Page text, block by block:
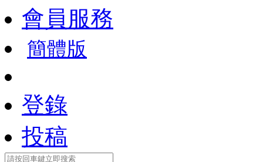
會員服務
簡體版
登錄
投稿